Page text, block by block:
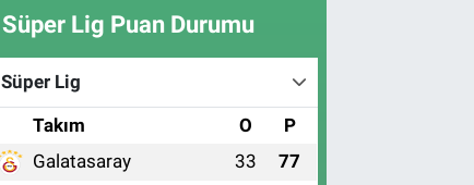
Süper Lig Puan Durumu
Süper Lig
Takım O P
Galatasaray 33 77